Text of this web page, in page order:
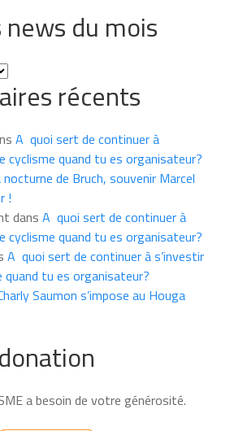
du mois
récents
A quoi sert de continuer à
cyclisme quand tu es organisateur?
nocturne de Bruch, souvenir Marcel
!
dans A quoi sert de continuer à
cyclisme quand tu es organisateur?
A quoi sert de continuer à s’investir
quand tu es organisateur?
Saumon s’impose au Houga
a besoin de votre générosité.